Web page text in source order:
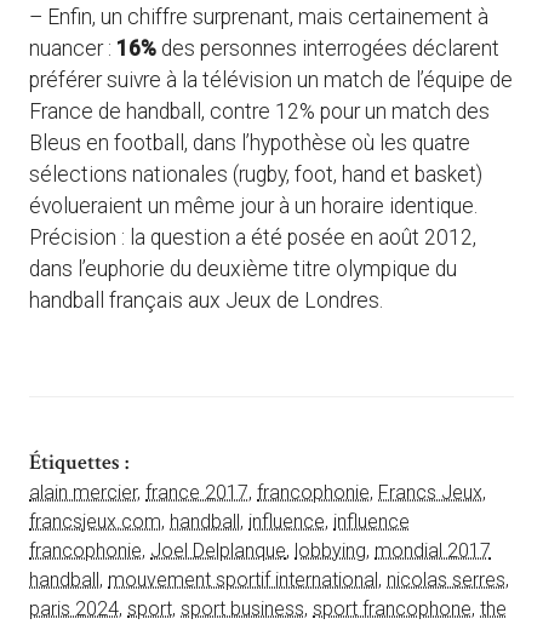
– Enfin, un chiffre surprenant, mais certainement à
nuancer : 16% des personnes interrogées déclarent
préférer suivre à la télévision un match de l’équipe de
France de handball, contre 12% pour un match des
Bleus en football, dans l’hypothèse où les quatre
sélections nationales (rugby, foot, hand et basket)
évolueraient un même jour à un horaire identique.
Précision : la question a été posée en août 2012,
dans l’euphorie du deuxième titre olympique du
handball français aux Jeux de Londres.
Étiquettes :
alain mercier, france 2017, francophonie, Francs Jeux,
francsjeux.com, handball, influence, influence
francophonie, Joel Delplanque, lobbying, mondial 2017
handball, mouvement sportif international, nicolas serres,
paris 2024, sport, sport business, sport francophone, the